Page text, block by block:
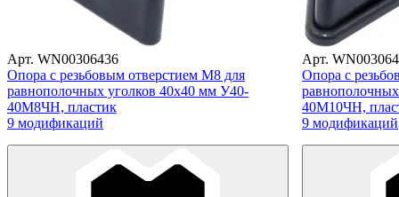
Арт. WN00306436
Опора с резьбовым отверстием M8 для
равнополочных уголков 40х40 мм У40-
40М8ЧН, пластик
9 модификаций
Арт.
Опора с
40М10ЧН,
9 модификаций